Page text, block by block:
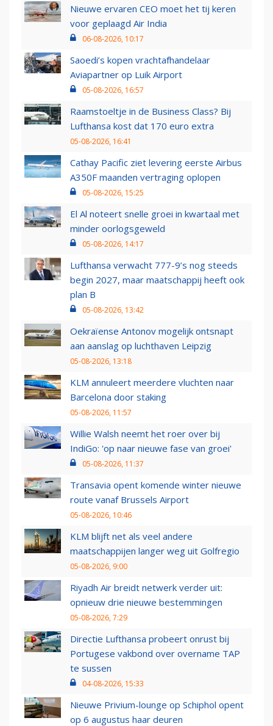
Nieuwe ervaren CEO moet het tij keren
voor geplaagd Air India
06-08-2026, 10:17
Saoedi’s kopen vrachtafhandelaar
Aviapartner op Luik Airport
05-08-2026, 16:57
Raamstoeltje in de Business Class? Bij
Lufthansa kost dat 170 euro extra
05-08-2026, 16:41
Cathay Pacific ziet levering eerste Airbus
A350F maanden vertraging oplopen
05-08-2026, 15:25
El Al noteert snelle groei in kwartaal met
minder oorlogsgeweld
05-08-2026, 14:17
Lufthansa verwacht 777-9’s nog steeds
begin 2027, maar maatschappij heeft ook
plan B
05-08-2026, 13:42
Oekraïense Antonov mogelijk ontsnapt
aan aanslag op luchthaven Leipzig
05-08-2026, 13:18
KLM annuleert meerdere vluchten naar
Barcelona door staking
05-08-2026, 11:57
Willie Walsh neemt het roer over bij
IndiGo: 'op naar nieuwe fase van groei'
05-08-2026, 11:37
Transavia opent komende winter nieuwe
route vanaf Brussels Airport
05-08-2026, 10:46
KLM blijft net als veel andere
maatschappijen langer weg uit Golfregio
05-08-2026, 9:00
Riyadh Air breidt netwerk verder uit:
opnieuw drie nieuwe bestemmingen
05-08-2026, 7:29
Directie Lufthansa probeert onrust bij
Portugese vakbond over overname TAP
te sussen
04-08-2026, 15:33
Nieuwe Privium-lounge op Schiphol opent
op 6 augustus haar deuren